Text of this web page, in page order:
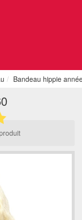
Bandeau hippie